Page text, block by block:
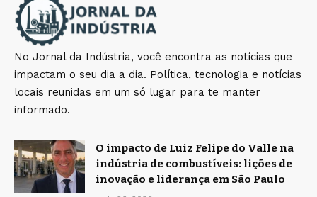
No Jornal da Indústria, você encontra as notícias que
impactam o seu dia a dia. Política, tecnologia e notícias
locais reunidas em um só lugar para te manter
informado.
O impacto de Luiz Felipe do Valle na
indústria de combustíveis: lições de
inovação e liderança em São Paulo